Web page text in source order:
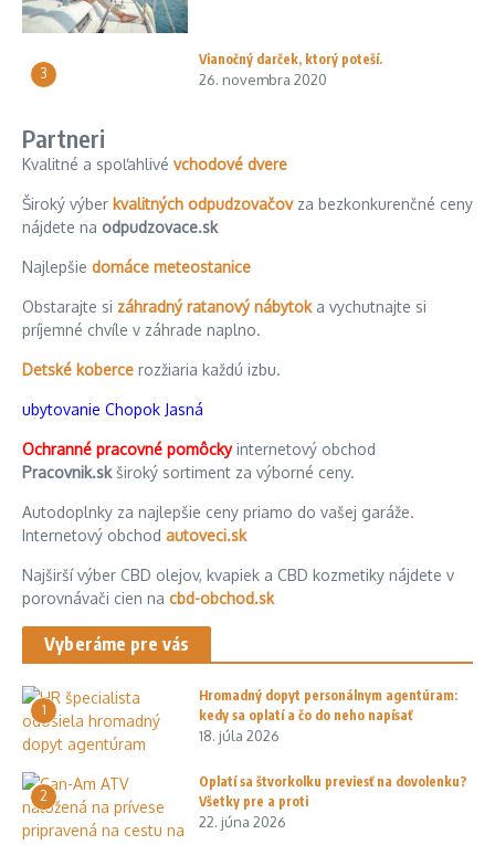
3
Vianočný darček, ktorý poteší.
26. novembra 2020
Partneri
Kvalitné a spoľahlivé vchodové dvere
Široký výber kvalitných odpudzovačovza bezkonkurenčné ceny
nájdete na odpudzovace.sk
Najlepšie domáce meteostanice
Obstarajte si záhradný ratanový nábytoka vychutnajte si
príjemné chvíle v záhrade naplno.
Detské koberce rozžiaria každú izbu.
ubytovanie Chopok Jasná
Ochranné pracovné pomôckyinternetový obchod
Pracovnik.skširoký sortiment za výborné ceny.
Autodoplnky za najlepšie ceny priamo do vašej garáže.
Internetový obchod autoveci.sk
Najširší výber CBD olejov, kvapiek a CBD kozmetiky nájdete v
porovnávači cien na cbd-obchod.sk
Vyberáme pre vás
1
Hromadný dopyt personálnym agentúram:
kedy sa oplatí a čo do neho napísať
18. júla 2026
2
Oplatí sa štvorkolku previesť na dovolenku?
Všetky pre a proti
22. júna 2026